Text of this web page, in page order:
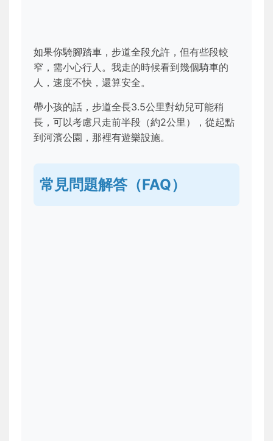
如果你騎腳踏車，步道全段允許，但有些段較
窄，需小心行人。我走的時候看到幾個騎車的
人，速度不快，還算安全。
帶小孩的話，步道全長3.5公里對幼兒可能稍
長，可以考慮只走前半段（約2公里），從起點
到河濱公園，那裡有遊樂設施。
常見問題解答（FAQ）